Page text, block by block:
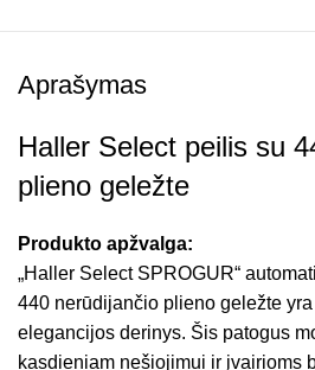
Aprašymas
Haller Select peilis su
plieno geležte
Produkto apžvalga:
„Haller Select SPROGUR“
440 nerūdijančio plieno geležte
elegancijos derinys. Šis patogus
kasdieniam nešiojimui ir įvairioms